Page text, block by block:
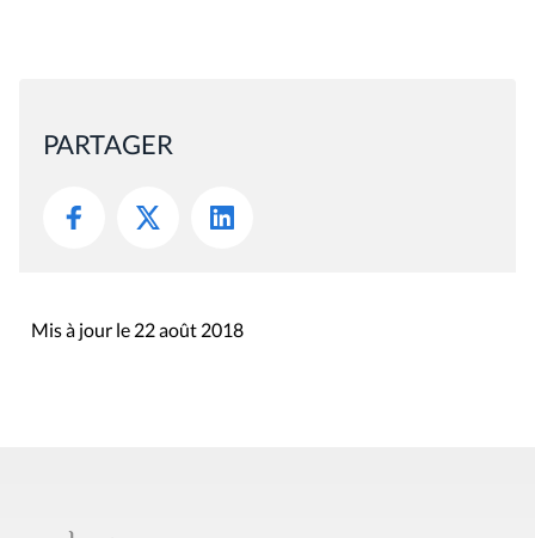
PARTAGER
Mis à jour le 22 août 2018